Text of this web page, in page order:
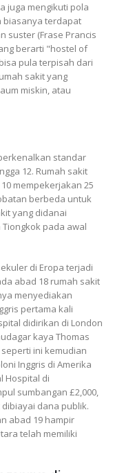
juga mengikuti pola
biasanya terdapat
suster (Frase Prancis
berarti "hostel of
pula terpisah dari
sakit yang
miskin, atau
standar
12. Rumah sakit
mempekerjakan 25
berbeda untuk
yang didanai
pada awal
di Eropa terjadi
abad 18 rumah sakit
menyediakan
pertama kali
didirikan di London
kaya Thomas
ini kemudian
Inggris di Amerika
Hospital di
sumbangan £2,000,
dana publik.
abad 19 hampir
telah memiliki